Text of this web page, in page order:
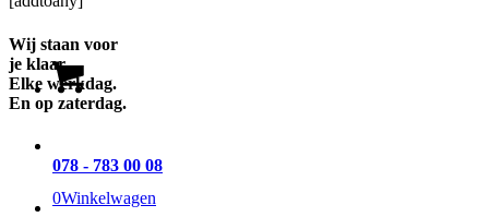
0Winkelwagen
Wij staan voor
je klaar.
Elke werkdag.
En op zaterdag.
078 - 783 00 08